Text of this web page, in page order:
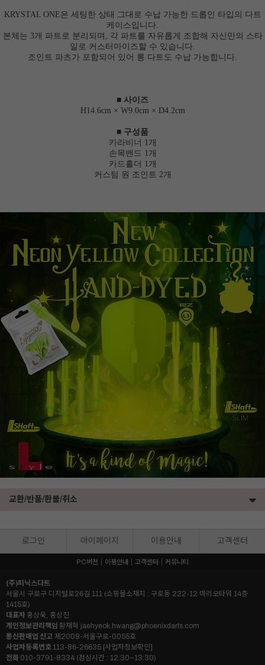
KRYSTAL ONE은 세팅한 상태 그대로 수납 가능한 드롭인 타입의 다트
케이스입니다.
본체는 3개 파트로 분리되며, 각 파트를 자유롭게 조합해 자신만의 스타
일로 커스터마이즈할 수 있습니다.
조인트 파츠가 포함되어 있어 롱 다트도 수납 가능합니다.
■ 사이즈
H14.6cm × W9.0cm × D4.2cm
■ 구성품
카라비너 1개
손목밴드 1개
카드홀더 1개
커스텀 원 조인트 2개
교환/반품/환불/취소
로그인 마이페이지 이용안내 고객센터
PC버전 이용안내 고객센터 커뮤니티
(주)피닉스다트
서울시 구로구 디지털로26길 111 (쇼핑몰소재지 : 구로동 222-12 마리오타워 14층
1415호)
대표자 홍상욱, 홍상진
개인정보관리책임 황재혁 jaehyeok.hwang@phoenixdarts.com
통신판매업 신고 제2009-서울구로-0055호
사업자등록번호 113-86-26635 [사업자정보확인]
전화 010-3791-8334 (점심시간 : 12:30~13:30)